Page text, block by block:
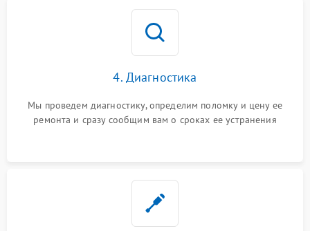
4. Диагностика
Мы проведем диагностику, определим поломку и цену ее
ремонта и сразу сообщим вам о сроках ее устранения